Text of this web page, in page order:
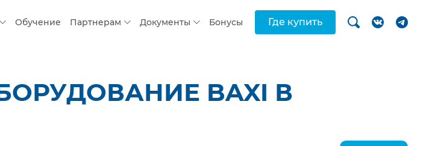
Обучение Партнерам Документы Бонусы Где купить
BAXI В